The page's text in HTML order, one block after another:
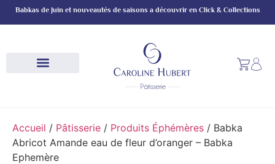
Babkas de Juin et nouveautés de saisons a découvrir en Click & Collections
Accueil / Pâtisserie / Produits Éphémères / Babka
Abricot Amande eau de fleur d’oranger – Babka
Ephemère
Panneau de gestion des cookies